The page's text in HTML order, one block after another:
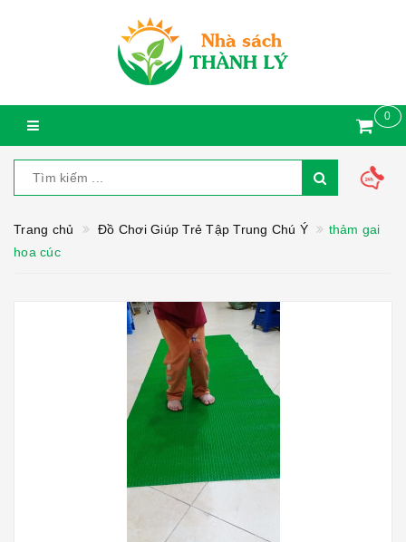
0
Trang chủ Đồ Chơi Giúp Trẻ Tập Trung Chú Ý
thảm gai
hoa cúc